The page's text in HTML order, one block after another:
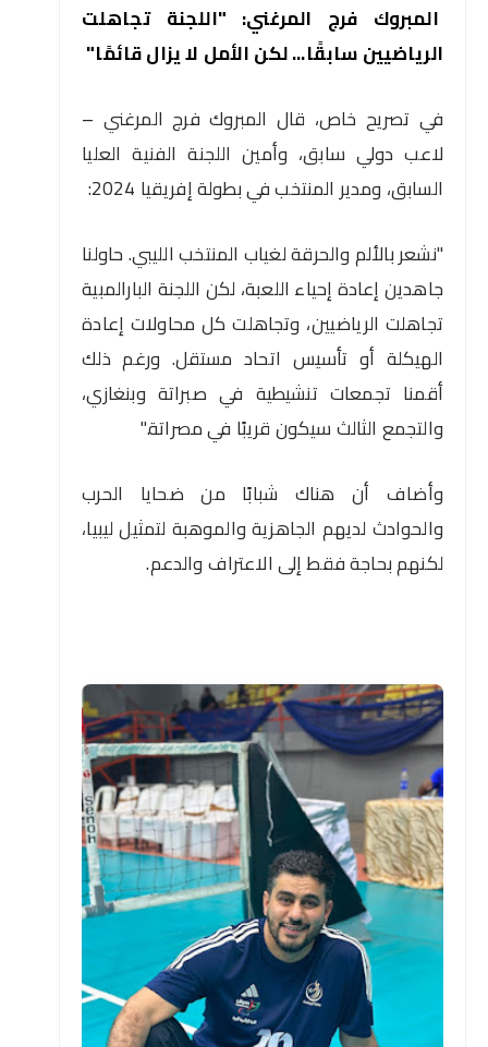
المبروك فرج المرغني: "اللجنة تجاهلت
الرياضيين سابقًا... لكن الأمل لا يزال قائمًا"
في تصريح خاص، قال المبروك فرج المرغني –
لاعب دولي سابق، وأمين اللجنة الفنية العليا
السابق، ومدير المنتخب في بطولة إفريقيا 2024:
"نشعر بالألم والحرقة لغياب المنتخب الليبي. حاولنا
جاهدين إعادة إحياء اللعبة، لكن اللجنة البارالمبية
تجاهلت الرياضيين، وتجاهلت كل محاولات إعادة
الهيكلة أو تأسيس اتحاد مستقل. ورغم ذلك
أقمنا تجمعات تنشيطية في صبراتة وبنغازي،
والتجمع الثالث سيكون قريبًا في مصراتة."
وأضاف أن هناك شبابًا من ضحايا الحرب
والحوادث لديهم الجاهزية والموهبة لتمثيل ليبيا،
لكنهم بحاجة فقط إلى الاعتراف والدعم.